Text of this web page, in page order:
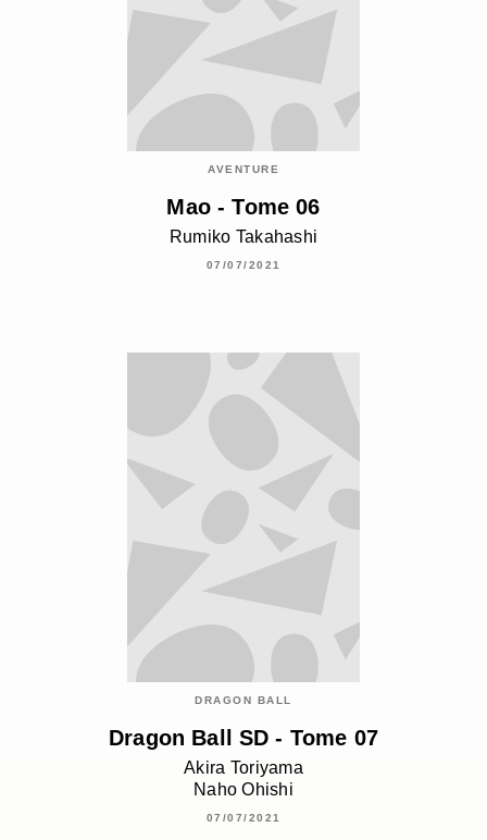
AVENTURE
Mao - Tome 06
Rumiko Takahashi
07/07/2021
DRAGON BALL
Dragon Ball SD - Tome 07
Akira Toriyama
Naho Ohishi
07/07/2021